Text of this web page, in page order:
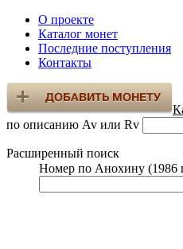
О проекте
Каталог монет
Последние поступления
Контакты
по описанию Av или Rv
Расширенный поиск
Номер по Анохину (1986